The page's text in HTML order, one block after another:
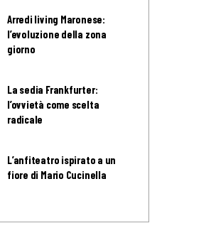
Arredi living Maronese:
l’evoluzione della zona
giorno
La sedia Frankfurter:
l’ovvietà come scelta
radicale
L’anfiteatro ispirato a un
fiore di Mario Cucinella